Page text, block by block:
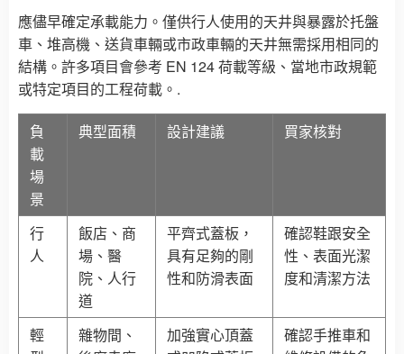
應儘早確定承載能力。僅供行人使用的天井與暴露於托盤
車、堆高機、送貨車輛或市政車輛的天井無需採用相同的
結構。許多項目會參考 EN 124 荷載等級、當地市政規範
或特定項目的工程荷載。.
負
載
場
景
典型面積 設計建議 買家核對
行
人
飯店、商
場、醫
院、人行
道
平齊式蓋板，
具有足夠的剛
性和防滑表面
確認鞋跟安全
性、表面光潔
度和清潔方法
輕
雜物間、
加強實心頂蓋
確認手推車和